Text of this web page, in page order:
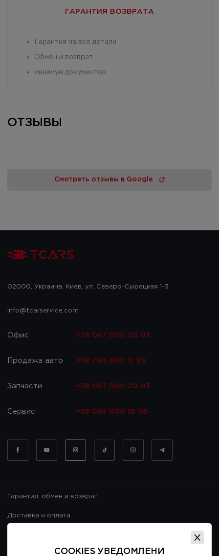
ГАРАНТИЯ ВОЗВРАТА
Гарантия на все детали
Обмен и возврат
минимум документов
ОТЗЫВЫ
Смотреть отзывы в Google
02000, Украина, Киев, ул. Северо-Сырецкая 1-3
info@tcarservice.com
Офис +38 067 000 20 03
Продажа авто +38 093 000 11 59
Запчасти +38 067 000 20 03
Сервис +38 093 000 16 56
Гарантия, обмен и возврат
Доставка и оплата
Договор публичной оферты
COOKIES УВЕДОМЛЕНИ